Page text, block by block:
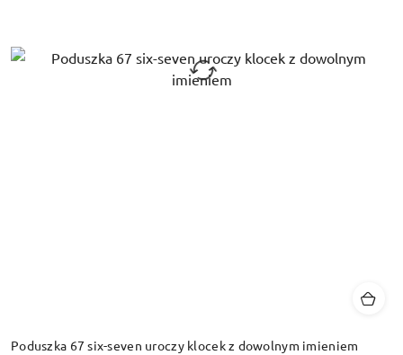
Poduszka 67 six-seven uroczy klocek z dowolnym imieniem